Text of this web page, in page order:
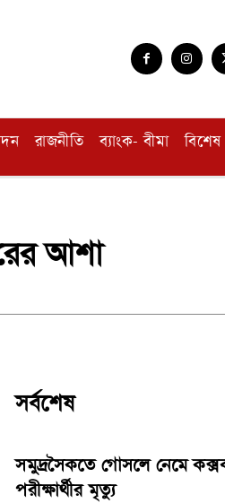
রাজনীতি ব্যাংক- বীমা বিশেষ
আশা
সর্বশেষ
সমুদ্রসৈকতে গোসলে নেমে
পরীক্ষার্থীর মৃত্যু